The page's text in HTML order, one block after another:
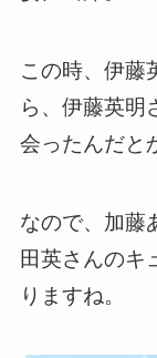
この時、伊藤
ら、伊藤英明
会ったんだと
なので、加藤
田英さんのキ
りますね。